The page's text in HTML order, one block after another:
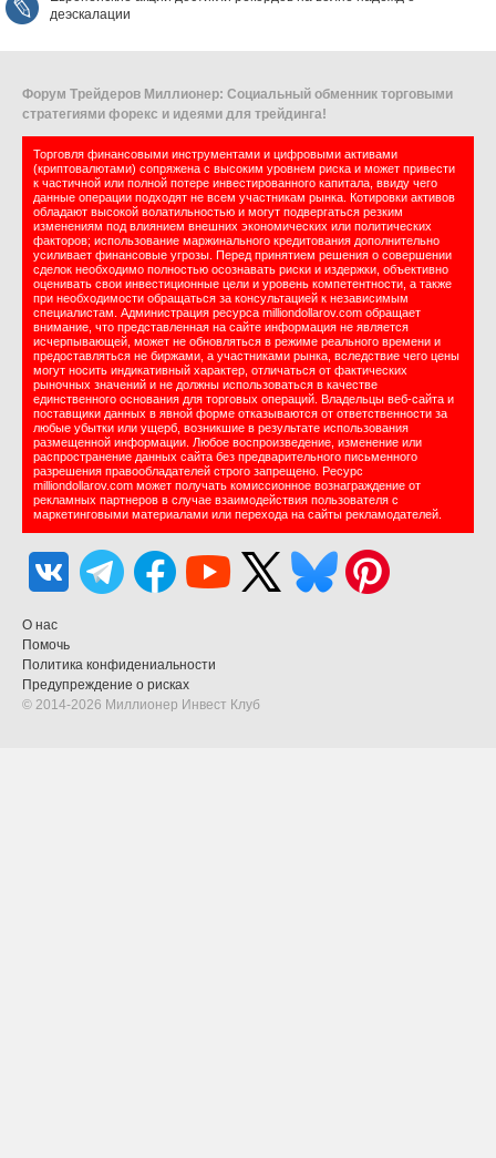
деэскалации
Форум Трейдеров Миллионер: Социальный обменник торговыми
стратегиями форекс и идеями для трейдинга!
Торговля финансовыми инструментами и цифровыми активами
(криптовалютами) сопряжена с высоким уровнем риска и может привести
к частичной или полной потере инвестированного капитала, ввиду чего
данные операции подходят не всем участникам рынка. Котировки активов
обладают высокой волатильностью и могут подвергаться резким
изменениям под влиянием внешних экономических или политических
факторов; использование маржинального кредитования дополнительно
усиливает финансовые угрозы. Перед принятием решения о совершении
сделок необходимо полностью осознавать риски и издержки, объективно
оценивать свои инвестиционные цели и уровень компетентности, а также
при необходимости обращаться за консультацией к независимым
специалистам. Администрация ресурса milliondollarov.com обращает
внимание, что представленная на сайте информация не является
исчерпывающей, может не обновляться в режиме реального времени и
предоставляться не биржами, а участниками рынка, вследствие чего цены
могут носить индикативный характер, отличаться от фактических
рыночных значений и не должны использоваться в качестве
единственного основания для торговых операций. Владельцы веб-сайта и
поставщики данных в явной форме отказываются от ответственности за
любые убытки или ущерб, возникшие в результате использования
размещенной информации. Любое воспроизведение, изменение или
распространение данных сайта без предварительного письменного
разрешения правообладателей строго запрещено. Ресурс
milliondollarov.com может получать комиссионное вознаграждение от
рекламных партнеров в случае взаимодействия пользователя с
маркетинговыми материалами или перехода на сайты рекламодателей.
О нас
Помочь
Политика конфидениальности
Предупреждение о рисках
© 2014-2026 Миллионер Инвест Клуб